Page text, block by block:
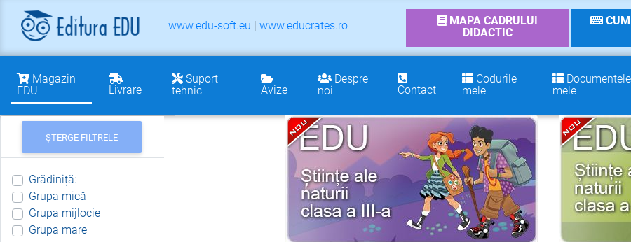
www.edu-soft.eu | www.educrates.ro
MAPA CADRULUI
DIDACTIC
Magazin
EDU
Livrare
Suport
tehnic
Avize
Despre
noi
Contact
Codurile
mele
Documentele
mele
ȘTERGE FILTRELE
Grădiniță:
Grupa mică
Grupa mijlocie
Grupa mare